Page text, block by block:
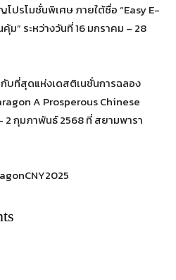
ปรโมชั่นพิเศษ ภายใต้ชื่อ “Easy E-
” ระหว่างวันที่ 16 มกราคม – 28
บที่สุดแห่งเดสติเนชั่นการฉลอง
A Prosperous Chinese
2 กุมภาพันธ์ 2568 ที่ สยามพารา